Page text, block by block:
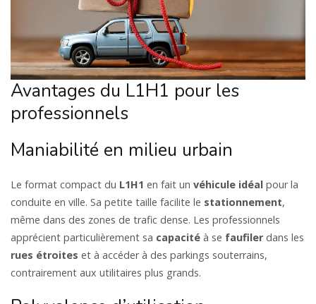
Avantages du L1H1 pour les
professionnels
Maniabilité en milieu urbain
Le format compact du L1H1 en fait un véhicule idéal pour la
conduite en ville. Sa petite taille facilite le stationnement,
même dans des zones de trafic dense. Les professionnels
apprécient particulièrement sa capacité à se faufiler dans les
rues étroites et à accéder à des parkings souterrains,
contrairement aux utilitaires plus grands.